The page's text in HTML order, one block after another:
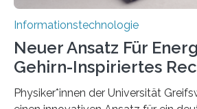
Informationstechnologie
Neuer Ansatz Für
Gehirn-Inspiriertes
Physiker*innen der Universität